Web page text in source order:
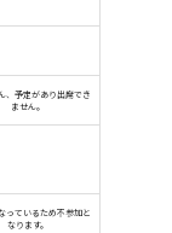
、予定があり出席でき
ません。
っているため不参加と
なります。